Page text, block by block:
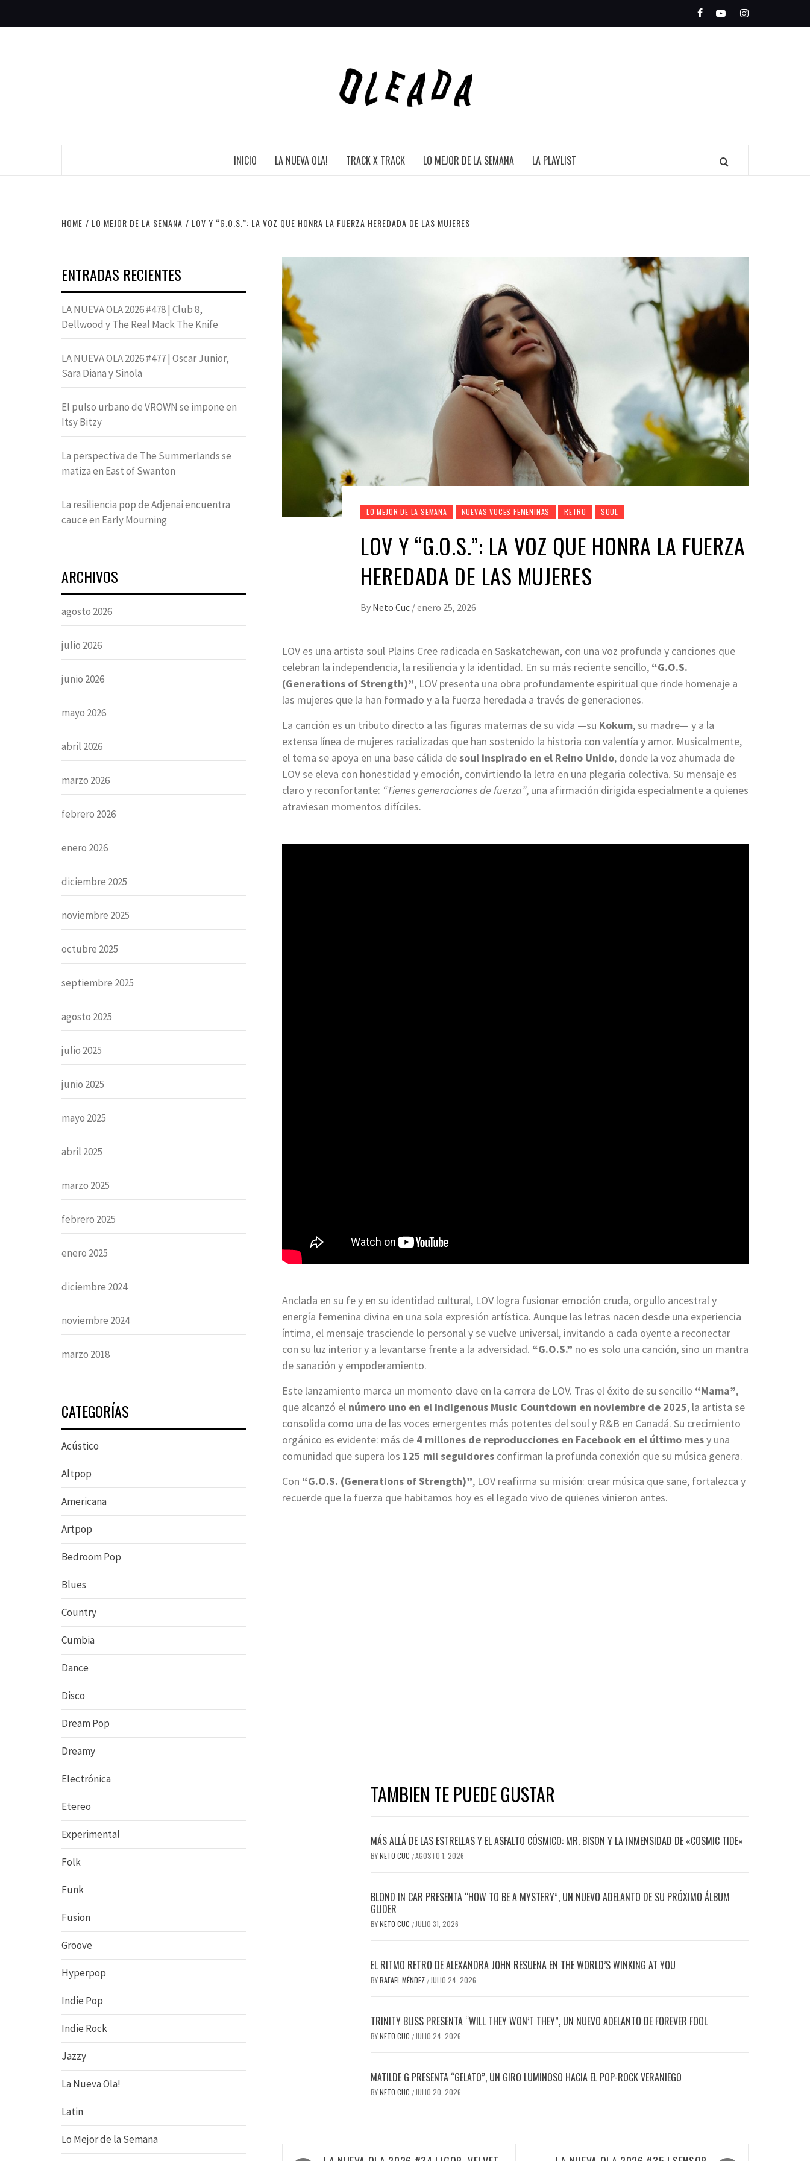
FacebookYoutubeInstagram
INICIO LA NUEVA OLA! TRACK X TRACK LO MEJOR DE LA SEMANA LA PLAYLIST
HOME LO MEJOR DE LA SEMANA LOV Y “G.O.S.”: LA VOZ QUE HONRA LA FUERZA HEREDADA DE LAS MUJERES
LO MEJOR DE LA SEMANA NUEVAS VOCES FEMENINAS RETRO SOUL
LOV Y “G.O.S.”: LA VOZ QUE HONRA LA FUERZA
HEREDADA DE LAS MUJERES
By Neto Cuc /enero 25, 2026
LOV es una artista soul Plains Cree radicada en Saskatchewan, con una voz profunda y canciones que
celebran la independencia, la resiliencia y la identidad. En su más reciente sencillo, “G.O.S.
(Generations of Strength)”, LOV presenta una obra profundamente espiritual que rinde homenaje a
las mujeres que la han formado y a la fuerza heredada a través de generaciones.
La canción es un tributo directo a las figuras maternas de su vida —su Kokum, su madre— y a la
extensa línea de mujeres racializadas que han sostenido la historia con valentía y amor. Musicalmente,
el tema se apoya en una base cálida desoul inspirado en el Reino Unido, donde la voz ahumada de
LOV se eleva con honestidad y emoción, convirtiendo la letra en una plegaria colectiva. Su mensaje es
claro y reconfortante: “Tienes generaciones de fuerza”, una afirmación dirigida especialmente a quienes
atraviesan momentos difíciles.
Anclada en su fe y en su identidad cultural, LOV logra fusionar emoción cruda, orgullo ancestral y
energía femenina divina en una sola expresión artística. Aunque las letras nacen desde una experiencia
íntima, el mensaje trasciende lo personal y se vuelve universal, invitando a cada oyente a reconectar
con su luz interior y a levantarse frente a la adversidad. “G.O.S.” no es solo una canción, sino un mantra
de sanación y empoderamiento.
Este lanzamiento marca un momento clave en la carrera de LOV. Tras el éxito de su sencillo “Mama”,
que alcanzó el número uno en el Indigenous Music Countdown en noviembre de 2025, la artista se
consolida como una de las voces emergentes más potentes del soul y R&B en Canadá. Su crecimiento
orgánico es evidente: más de 4 millones de reproducciones en Facebook en el último mesy una
comunidad que supera los 125 mil seguidores confirman la profunda conexión que su música genera.
Con “G.O.S. (Generations of Strength)”, LOV reafirma su misión: crear música que sane, fortalezca y
recuerde que la fuerza que habitamos hoy es el legado vivo de quienes vinieron antes.
TAMBIEN TE PUEDE GUSTAR
MÁS ALLÁ DE LAS ESTRELLAS Y EL ASFALTO CÓSMICO: MR. BISON Y LA INMENSIDAD DE «COSMIC TIDE»
BYNETO CUC /AGOSTO 1, 2026
BLOND IN CAR PRESENTA “HOW TO BE A MYSTERY”, UN NUEVO ADELANTO DE SU PRÓXIMO ÁLBUM
GLIDER
BYNETO CUC /JULIO 31, 2026
EL RITMO RETRO DE ALEXANDRA JOHN RESUENA EN THE WORLD’S WINKING AT YOU
BYRAFAEL MÉNDEZ /JULIO 24, 2026
TRINITY BLISS PRESENTA “WILL THEY WON’T THEY”, UN NUEVO ADELANTO DE FOREVER FOOL
BYNETO CUC /JULIO 24, 2026
MATILDE G PRESENTA “GELATO”, UN GIRO LUMINOSO HACIA EL POP-ROCK VERANIEGO
BYNETO CUC /JULIO 20, 2026
ENTRADAS RECIENTES
LA NUEVA OLA 2026 #478 | Club 8,
Dellwood y The Real Mack The Knife
LA NUEVA OLA 2026 #477 | Oscar Junior,
Sara Diana y Sinola
El pulso urbano de VROWN se impone en
Itsy Bitzy
La perspectiva de The Summerlands se
matiza en East of Swanton
La resiliencia pop de Adjenai encuentra
cauce en Early Mourning
ARCHIVOS
agosto 2026
julio 2026
junio 2026
mayo 2026
abril 2026
marzo 2026
febrero 2026
enero 2026
diciembre 2025
noviembre 2025
octubre 2025
septiembre 2025
agosto 2025
julio 2025
junio 2025
mayo 2025
abril 2025
marzo 2025
febrero 2025
enero 2025
diciembre 2024
noviembre 2024
marzo 2018
CATEGORÍAS
Acústico
Altpop
Americana
Artpop
Bedroom Pop
Blues
Country
Cumbia
Dance
Disco
Dream Pop
Dreamy
Electrónica
Etereo
Experimental
Folk
Funk
Fusion
Groove
Hyperpop
Indie Pop
Indie Rock
Jazzy
La Nueva Ola!
Latin
Lo Mejor de la Semana